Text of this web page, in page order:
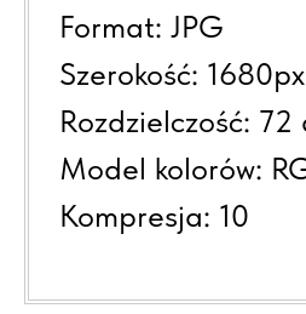
Format: JPG
Szerokość: 1680px
Rozdzielczość: 72
Model kolorów:
Kompresja: 10